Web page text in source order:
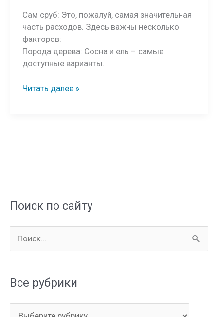
Сам сруб: Это, пожалуй, самая значительная
часть расходов. Здесь важны несколько
факторов:
Порода дерева: Сосна и ель – самые
доступные варианты.
Черновая
6*9
Читать далее »
Поиск по сайту
о
с
Все рубрики